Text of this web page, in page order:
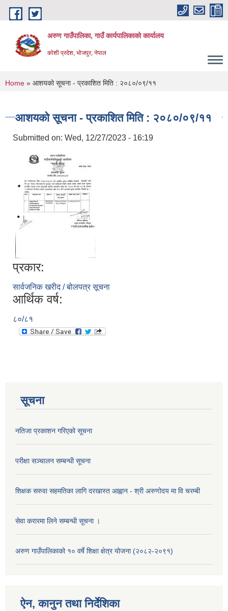
Skip to main content
अरुण गाउँपालिका, गाउँ कार्यपालिकाको कार्यालय
कोशी प्रदेश, भोजपुर, नेपाल
You are here
Home » आशयको सूचना - प्रकाशित मिति : २०८०/०९/११
आशयको सूचना - प्रकाशित मिति : २०८०/०९/११
Submitted on: Wed, 12/27/2023 - 16:19
प्रकार:
सार्वजनिक खरीद / बोलपत्र सूचना
आर्थिक वर्ष:
८०/८१
सूचना
नतिजा प्रकाशन गरिएको सूचना
परीक्षा सञ्चालन सम्बन्धी सूचना
शिक्षक सरुवा सहमतिका लागि दरखास्त आह्वान - श्री अरुणोदय मा वि चरम्बी
सेवा करारमा लिने सम्बन्धी सूचना ।
अरुण गाउँपालिकाको १० वर्षे शिक्षा क्षेत्र योजना (२०८२-२०९१)
ऐन, कानुन तथा निर्देशिका